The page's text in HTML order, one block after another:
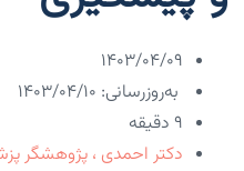
۱۴۰۳/۰۴/۰۹
به‌روزرسانی: ۱۴۰۳/۰۴/۱۰
9 دقیقه
دکتر احمدی ، پژوهشگر